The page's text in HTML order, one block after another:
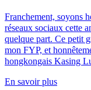
Franchement, soyons
réseaux sociaux cette
quelque part. Ce petit
mon FYP, et
hongkongais Kasing
En savoir plus